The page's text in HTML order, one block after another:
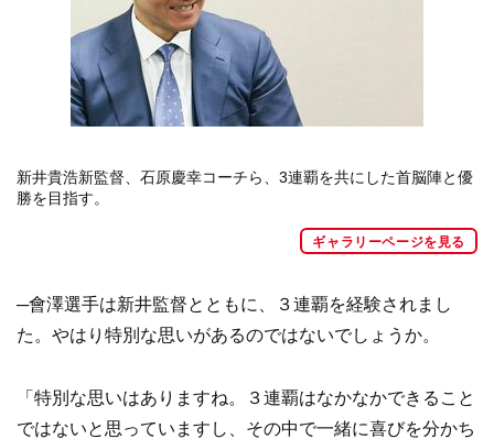
新井貴浩新監督、石原慶幸コーチら、3連覇を共にした首脳陣と優
勝を目指す。
ギャラリーページを見る
─會澤選手は新井監督とともに、３連覇を経験されまし
た。やはり特別な思いがあるのではないでしょうか。
「特別な思いはありますね。３連覇はなかなかできること
ではないと思っていますし、その中で一緒に喜びを分かち